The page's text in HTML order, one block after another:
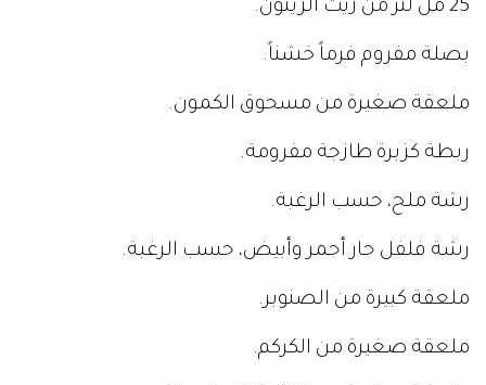
25 مل لتر من زيت الزيتون.
بصلة مفروم فرماً خشناً.
ملعقة صغيرة من مسحوق الكمون.
ربطة كزبرة طازجة مفرومة.
رشة ملح، حسب الرغبة.
رشة فلفل حار أحمر وأبيض، حسب الرغبة.
ملعقة كبيرة من الصنوبر.
ملعقة صغيرة من الكركم.